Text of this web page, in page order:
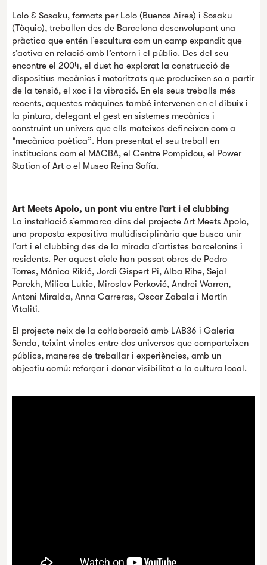
Lolo & Sosaku, formats per Lolo (Buenos Aires) i Sosaku
(Tòquio), treballen des de Barcelona desenvolupant una
pràctica que entén l’escultura com un camp expandit que
s’activa en relació amb l’entorn i el públic. Des del seu
encontre el 2004, el duet ha explorat la construcció de
dispositius mecànics i motoritzats que produeixen so a partir
de la tensió, el xoc i la vibració. En els seus treballs més
recents, aquestes màquines també intervenen en el dibuix i
la pintura, delegant el gest en sistemes mecànics i
construint un univers que ells mateixos defineixen com a
“mecànica poètica”. Han presentat el seu treball en
institucions com el MACBA, el Centre Pompidou, el Power
Station of Art o el Museo Reina Sofía.
Art Meets Apolo, un pont viu entre l’art i el clubbing
La instal·lació s’emmarca dins del projecte Art Meets Apolo,
una proposta expositiva multidisciplinària que busca unir
l’art i el clubbing des de la mirada d’artistes barcelonins i
residents. Per aquest cicle han passat obres de Pedro
Torres, Mónica Rikić, Jordi Gispert Pi, Alba Rihe, Sejal
Parekh, Milica Lukic, Miroslav Perković, Andrei Warren,
Antoni Miralda, Anna Carreras, Oscar Zabala i Martín
Vitaliti.
El projecte neix de la col·laboració amb LAB36 i Galeria
Senda, teixint vincles entre dos universos que comparteixen
públics, maneres de treballar i experiències, amb un
objectiu comú: reforçar i donar visibilitat a la cultura local.